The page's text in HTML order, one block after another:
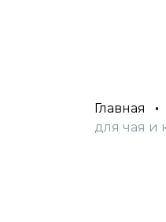
Главная •
для чая и